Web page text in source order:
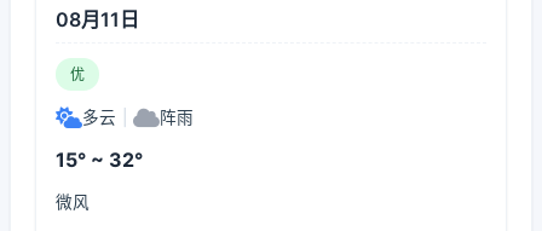
08月11日
优
多云 阵雨
15° ~ 32°
微风